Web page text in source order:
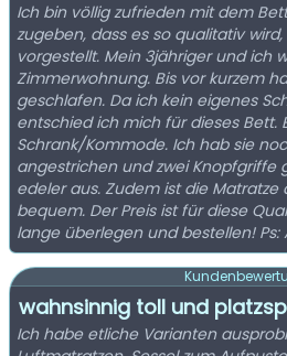
Ich bin völlig zufrieden mit dem
zugeben, dass es so qualitativ
vorgestellt. Mein 3jähriger und ich
Zimmerwohnung. Bis vor kurzem
geschlafen. Da ich kein eigenes
entschied ich mich für dieses Bett.
Schrank/Kommode. Ich hab sie
angestrichen und zwei Knopfgriffe
edeler aus. Zudem ist die Matratze
bequem. Der Preis ist für diese
lange überlegen und bestellen!
wahnsinnig toll und
Ich habe etliche Varianten